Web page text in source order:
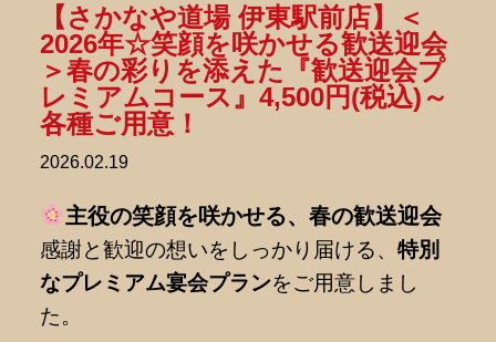
2026.02.19
【さかなや道場 伊東駅前店】＜
2026年☆笑顔を咲かせる歓送迎会
＞春の彩りを添えた『歓送迎会プ
レミアムコース』4,500円(税込)～
各種ご用意！
主役の笑顔を咲かせる、春の歓送迎会
感謝と歓迎の想いをしっかり届ける、 特別
なプレミアム宴会プランをご用意しまし
た。